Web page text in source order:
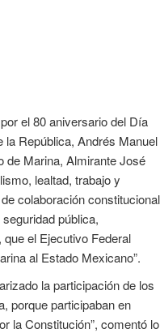
el 80 aniversario del Día
la República, Andrés Manuel
de Marina, Almirante José
lealtad, trabajo y
colaboración constitucional
pública,
el Ejecutivo Federal
al Estado Mexicano”.
la participación de los
porque participaban en
la Constitución”, comentó lo